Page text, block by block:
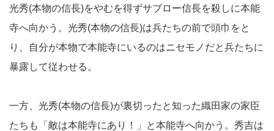
光秀(本物の信長)をやむを得ずサブロー信長を殺しに本能
寺へ向かう。光秀(本物の信長)は兵たちの前で頭巾をと
り、自分が本物で本能寺にいるのはニセモノだと兵たちに
暴露して従わせる。
一方、光秀(本物の信長)が裏切ったと知った織田家の家臣
たちも「敵は本能寺にあり！」と本能寺へ向かう。秀吉は